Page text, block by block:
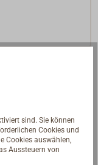
sind. Sie können
Cookies und
Cookies auswählen,
Aussteuern von